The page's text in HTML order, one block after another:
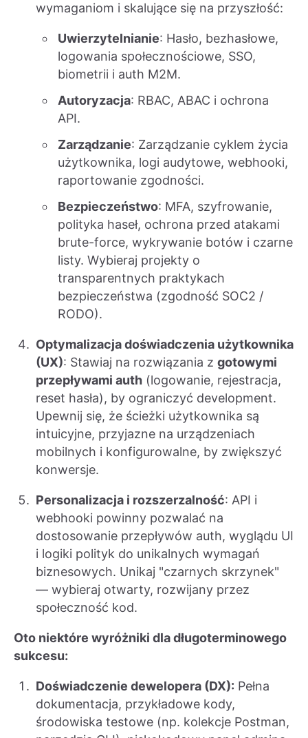
wymaganiom i skalujące się na przyszłość:
Uwierzytelnianie: Hasło, bezhasłowe,
logowania społecznościowe, SSO,
biometrii i auth M2M.
Autoryzacja: RBAC, ABAC i ochrona
API.
Zarządzanie: Zarządzanie cyklem życia
użytkownika, logi audytowe, webhooki,
raportowanie zgodności.
Bezpieczeństwo: MFA, szyfrowanie,
polityka haseł, ochrona przed atakami
brute-force, wykrywanie botów i czarne
listy. Wybieraj projekty o
transparentnych praktykach
bezpieczeństwa (zgodność SOC2 /
RODO).
Optymalizacja doświadczenia użytkownika
(UX): Stawiaj na rozwiązania z gotowymi
przepływami auth (logowanie, rejestracja,
reset hasła), by ograniczyć development.
Upewnij się, że ścieżki użytkownika są
intuicyjne, przyjazne na urządzeniach
mobilnych i konfigurowalne, by zwiększyć
konwersje.
Personalizacja i rozszerzalność: API i
webhooki powinny pozwalać na
dostosowanie przepływów auth, wyglądu UI
i logiki polityk do unikalnych wymagań
biznesowych. Unikaj "czarnych skrzynek"
— wybieraj otwarty, rozwijany przez
społeczność kod.
Oto niektóre wyróżniki dla długoterminowego
sukcesu:
Doświadczenie dewelopera (DX): Pełna
dokumentacja, przykładowe kody,
środowiska testowe (np. kolekcje Postman,